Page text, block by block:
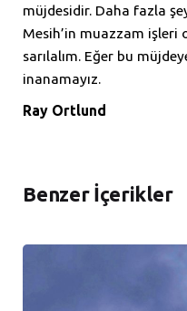
müjdesidir. Daha fazla
Mesih’in muazzam işleri
sarılalım. Eğer bu
inanamayız.
Ray Ortlund
Benzer İçerikler